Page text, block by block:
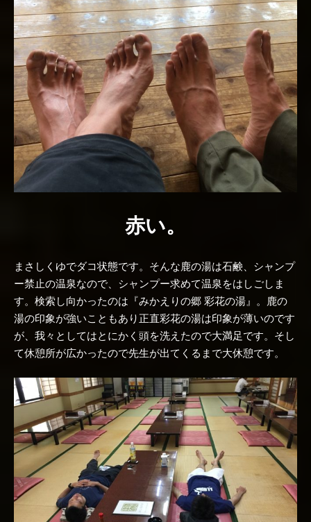
赤い。
まさしくゆでダコ状態です。そんな鹿の湯は石鹸、シャンプ
ー禁止の温泉なので、シャンプー求めて温泉をはしごしま
す。検索し向かったのは『みかえりの郷 彩花の湯』。鹿の
湯の印象が強いこともあり正直彩花の湯は印象が薄いのです
が、我々としてはとにかく頭を洗えたので大満足です。そし
て休憩所が広かったので先生が出てくるまで大休憩です。